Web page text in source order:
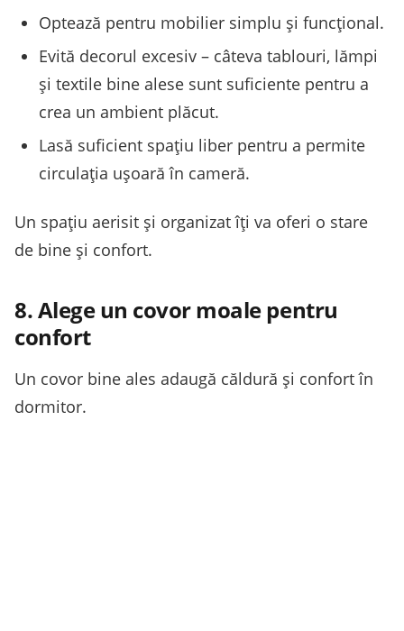
Optează pentru mobilier simplu și funcțional.
Evită decorul excesiv – câteva tablouri, lămpi
și textile bine alese sunt suficiente pentru a
crea un ambient plăcut.
Lasă suficient spațiu liber pentru a permite
circulația ușoară în cameră.
Un spațiu aerisit și organizat îți va oferi o stare
de bine și confort.
8. Alege un covor moale pentru
confort
Un covor bine ales adaugă căldură și confort în
dormitor.